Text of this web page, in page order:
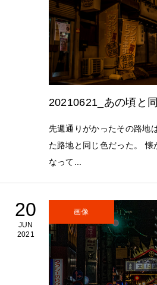
20210621_あの頃と
先週通りがかったその路地
た路地と同じ色だった。
なって...
20
JUN
2021
画像